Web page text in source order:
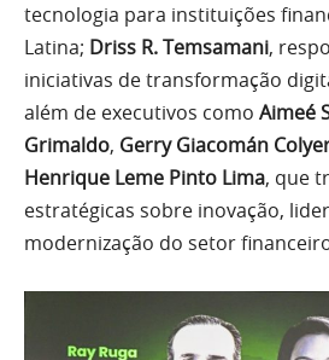
tecnologia para instituições
Latina; Driss R. Temsamani,
iniciativas de transformação
além de executivos como Aimeé
Grimaldo, Gerry Giacomán
Henrique Leme Pinto Lima, que
estratégicas sobre inovação,
modernização do setor